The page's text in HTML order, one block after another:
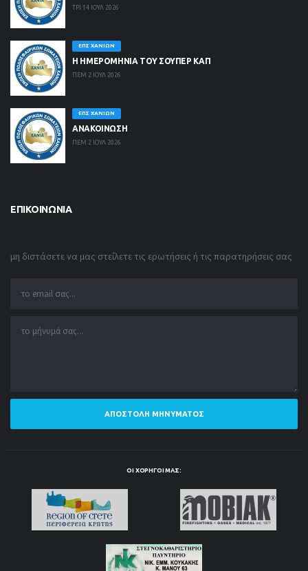
ΤΡΙ 14 ΙΟΥΛ 2026
ΕΠΣ ΧΑΝΊΩΝ
Η ΗΜΕΡΟΜΗΝΙΑ ΤΟΥ ΣΟΥΠΕΡ ΚΑΠ
ΠΕΜ 2 ΙΟΥΛ 2026
ΕΠΣ ΧΑΝΊΩΝ
ΑΝΑΚΟΙΝΩΣΗ
ΠΕΜ 2 ΙΟΥΛ 2026
ΕΠΙΚΟΙΝΩΝΊΑ
μη διστάσετε να μας στείλετε τις ερωτήσεις ή τις παρατηρήσεις σας
ΑΠΟΣΤΟΛΉ ΜΗΝΎΜΑΤΟΣ
ΟΙ ΧΟΡΗΓΟΊ ΜΑΣ: